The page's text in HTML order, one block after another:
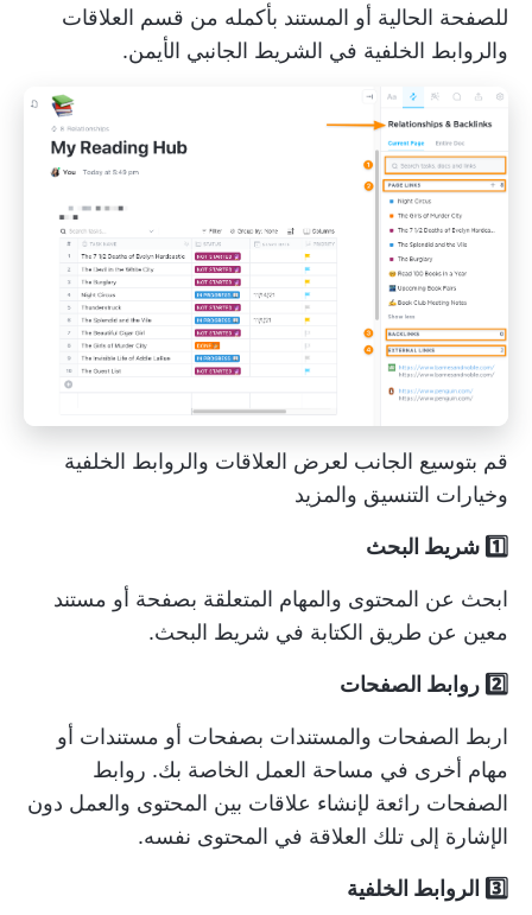
للصفحة الحالية أو المستند بأكمله من قسم العلاقات
والروابط الخلفية في الشريط الجانبي الأيمن.
قم بتوسيع الجانب لعرض العلاقات والروابط الخلفية
وخيارات التنسيق والمزيد
1️⃣ شريط البحث
ابحث عن المحتوى والمهام المتعلقة بصفحة أو مستند
معين عن طريق الكتابة في شريط البحث.
2️⃣ روابط الصفحات
اربط الصفحات والمستندات بصفحات أو مستندات أو
مهام أخرى في مساحة العمل الخاصة بك. روابط
الصفحات رائعة لإنشاء علاقات بين المحتوى والعمل دون
الإشارة إلى تلك العلاقة في المحتوى نفسه.
3️⃣ الروابط الخلفية